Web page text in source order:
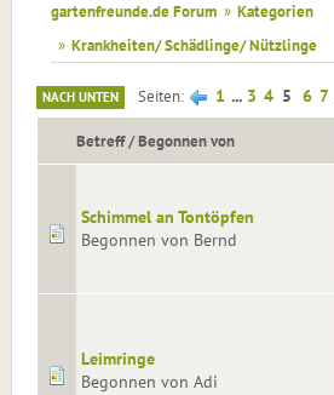
gartenfreunde.de Forum » Kategorien
» Krankheiten/ Schädlinge/ Nützlinge
NACH UNTEN Seiten 1 ... 3 4 5 6 7
Betreff/Begonnen von
Schimmel an Tontöpfen
Begonnen von Bernd
Leimringe
Begonnen von Adi